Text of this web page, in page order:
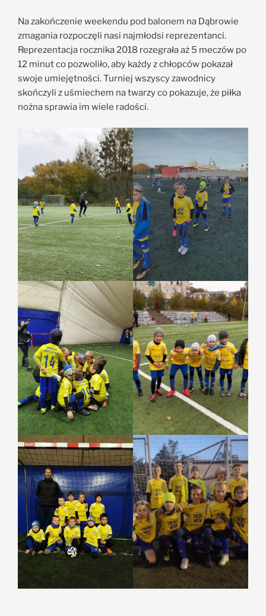
Na zakończenie weekendu pod balonem na Dąbrowie
zmagania rozpoczęli nasi najmłodsi reprezentanci.
Reprezentacja rocznika 2018 rozegrała aż 5 meczów po
12 minut co pozwoliło, aby każdy z chłopców pokazał
swoje umiejętności. Turniej wszyscy zawodnicy
skończyli z uśmiechem na twarzy co pokazuje, że piłka
nożna sprawia im wiele radości.